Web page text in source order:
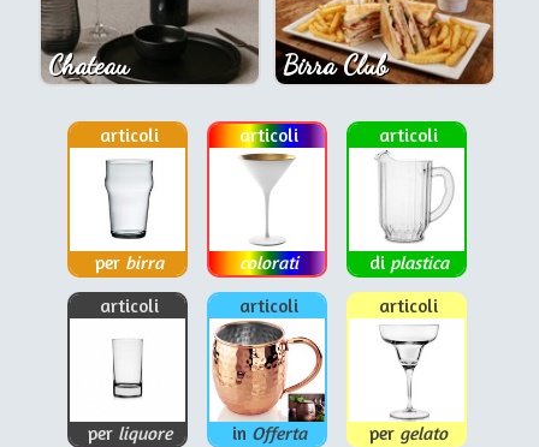
Chateau Birra Club
articoli
per birra
articoli
colorati
articoli
di plastica
articoli
per liquore
articoli
in Offerta
articoli
per gelato